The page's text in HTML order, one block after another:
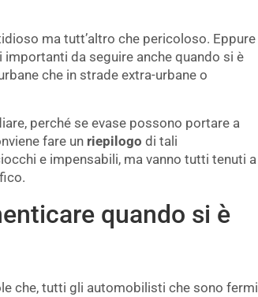
ma tutt’altro che pericoloso. Eppure
da seguire anche quando si è
che in strade extra-urbane o
perché se evase possono portare a
fare un riepilogo di tali
e impensabili, ma vanno tutti tenuti a
quando si è
che, tutti gli automobilisti che sono fermi